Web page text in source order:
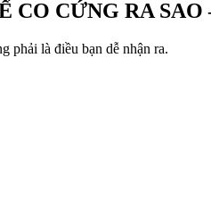
CO CỨNG RA
phải là điều bạn dễ nhận ra.